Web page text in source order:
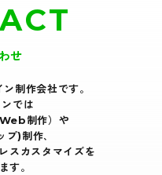
せ
制作会社です｡
では
制作）や
プ)制作､
スカスタマイズを
す｡